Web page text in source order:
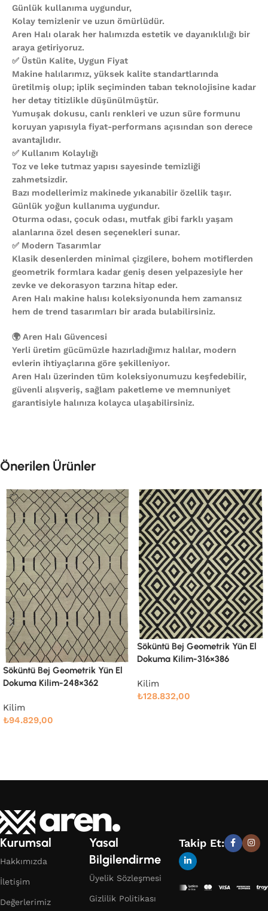
Günlük kullanıma uygundur,
Kolay temizlenir ve uzun ömürlüdür.
Aren Halı olarak her halımızda estetik ve dayanıklılığı bir
araya getiriyoruz.
✅ Üstün Kalite, Uygun Fiyat
Makine halılarımız, yüksek kalite standartlarında
üretilmiş olup; iplik seçiminden taban teknolojisine kadar
her detay titizlikle düşünülmüştür.
Yumuşak dokusu, canlı renkleri ve uzun süre formunu
koruyan yapısıyla fiyat-performans açısından son derece
avantajlıdır.
✅ Kullanım Kolaylığı
Toz ve leke tutmaz yapısı sayesinde temizliği
zahmetsizdir.
Bazı modellerimiz makinede yıkanabilir özellik taşır.
Günlük yoğun kullanıma uygundur.
Oturma odası, çocuk odası, mutfak gibi farklı yaşam
alanlarına özel desen seçenekleri sunar.
✅ Modern Tasarımlar
Klasik desenlerden minimal çizgilere, bohem motiflerden
geometrik formlara kadar geniş desen yelpazesiyle her
zevke ve dekorasyon tarzına hitap eder.
Aren Halı makine halısı koleksiyonunda hem zamansız
hem de trend tasarımları bir arada bulabilirsiniz.
🌍 Aren Halı Güvencesi
Yerli üretim gücümüzle hazırladığımız halılar, modern
evlerin ihtiyaçlarına göre şekilleniyor.
Aren Halı üzerinden tüm koleksiyonumuzu keşfedebilir,
güvenli alışveriş, sağlam paketleme ve memnuniyet
garantisiyle halınıza kolayca ulaşabilirsiniz.
Önerilen Ürünler
Söküntü Bej Geometrik Yün El
Dokuma Kilim-316×386
Kilim
Devamını oku
Söküntü Bej Modern Dizayn
Kilim
Kurumsal
Hakkımızda
İletişim
Değerlerimiz
Yasal
Bilgilendirme
Üyelik Sözleşmesi
Gizlilik Politikası
Takip Et: